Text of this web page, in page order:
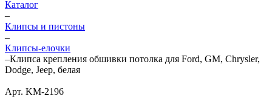
Каталог
–
Клипсы и пистоны
–
Клипсы-елочки
–Клипса крепления обшивки потолка для Ford, GM, Chrysler,
Dodge, Jeep, белая
Арт. KM-2196